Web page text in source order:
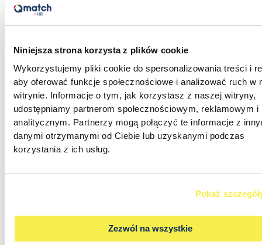
Niniejsza strona korzysta z plików cookie
Wykorzystujemy pliki cookie do spersonalizowania treści i
aby oferować funkcje społecznościowe i analizować ruch w
witrynie. Informacje o tym, jak korzystasz z naszej witryny,
udostępniamy partnerom społecznościowym, reklamowym i
analitycznym. Partnerzy mogą połączyć te informacje z
danymi otrzymanymi od Ciebie lub uzyskanymi podczas
korzystania z ich usług.
Pokaż
Zezwól na wszystkie
RODO w rekrutacji i kadrach – jak
dane kandydatów i pracowników?
Większość działów HR zamknęła temat RODO w 2018
roku: klauzule podpisane, rejestr czynności założony,
szkolenie odhaczone. Od tego czasu zmieniło się
jednak więcej, niż mogłoby się wydawać. Wyrok
Naczelnego Sądu Administracyjnego z lutego 2024
roku przebudował podejście do przechowywania CV,
nowelizacja Kodeksu pracy z 2023 roku uregulowała
rekrutacyjnej i płacowej. RODO w rekrutacji i kadrach
CZYTAJ WIĘCEJ »